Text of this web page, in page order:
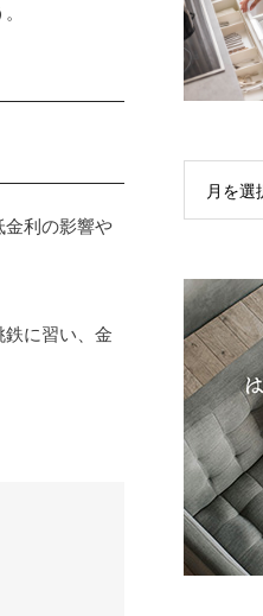
利の影響や
に習い、金
月を選